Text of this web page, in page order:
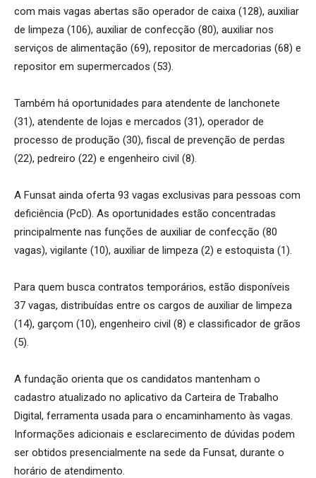
com mais vagas abertas são operador de caixa (128), auxiliar
de limpeza (106), auxiliar de confecção (80), auxiliar nos
serviços de alimentação (69), repositor de mercadorias (68) e
repositor em supermercados (53).
Também há oportunidades para atendente de lanchonete
(31), atendente de lojas e mercados (31), operador de
processo de produção (30), fiscal de prevenção de perdas
(22), pedreiro (22) e engenheiro civil (8).
A Funsat ainda oferta 93 vagas exclusivas para pessoas com
deficiência (PcD). As oportunidades estão concentradas
principalmente nas funções de auxiliar de confecção (80
vagas), vigilante (10), auxiliar de limpeza (2) e estoquista (1).
Para quem busca contratos temporários, estão disponíveis
37 vagas, distribuídas entre os cargos de auxiliar de limpeza
(14), garçom (10), engenheiro civil (8) e classificador de grãos
(5).
A fundação orienta que os candidatos mantenham o
cadastro atualizado no aplicativo da Carteira de Trabalho
Digital, ferramenta usada para o encaminhamento às vagas.
Informações adicionais e esclarecimento de dúvidas podem
ser obtidos presencialmente na sede da Funsat, durante o
horário de atendimento.